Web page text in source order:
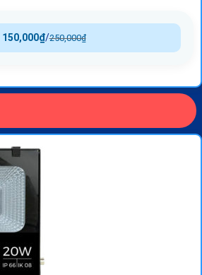
250,000₫
/
150,000₫